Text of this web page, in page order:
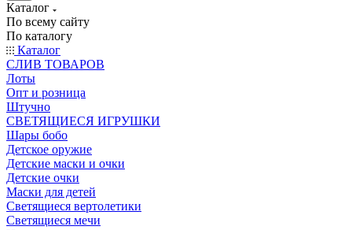
Каталог
По всему сайту
По каталогу
Каталог
CЛИВ ТОВАРОВ
Лоты
Опт и розница
Штучно
СВЕТЯЩИЕСЯ ИГРУШКИ
Шары бобо
Детское оружие
Детские маски и очки
Детские очки
Маски для детей
Светящиеся вертолетики
Светящиеся мечи